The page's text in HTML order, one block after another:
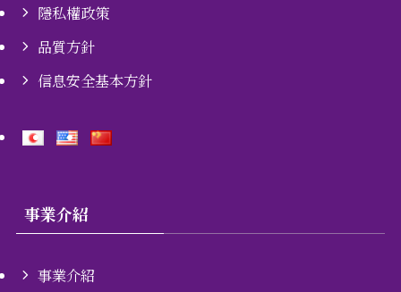
隱私權政策
品質方針
信息安全基本方針
事業介紹
事業介紹